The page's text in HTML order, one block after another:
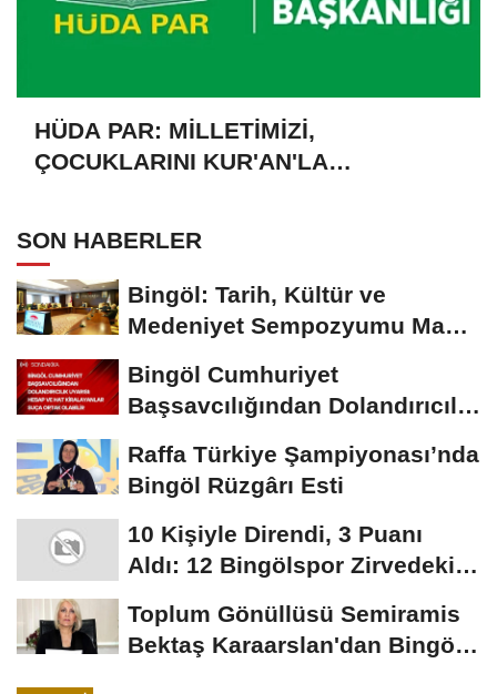
HÜDA PAR: MİLLETİMİZİ,
ÇOCUKLARINI KUR'AN'LA
SON HABERLER
Bingöl: Tarih, Kültür ve
Medeniyet Sempozyumu Mayıs
Bingöl Cumhuriyet
Başsavcılığından Dolandırıcılık
Raffa Türkiye Şampiyonası’nda
Bingöl Rüzgârı Esti
10 Kişiyle Direndi, 3 Puanı
Aldı: 12 Bingölspor Zirvedeki
Toplum Gönüllüsü Semiramis
Bektaş Karaarslan'dan Bingöl